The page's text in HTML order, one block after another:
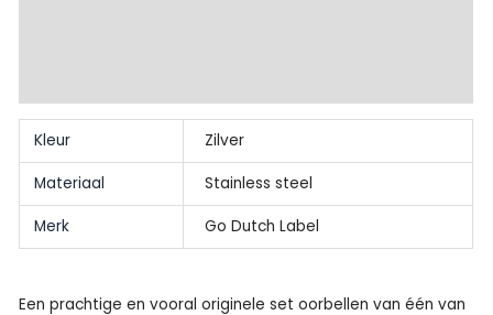
Kleur Zilver
Materiaal Stainless steel
Merk Go Dutch Label
Een prachtige en vooral originele set oorbellen van één van